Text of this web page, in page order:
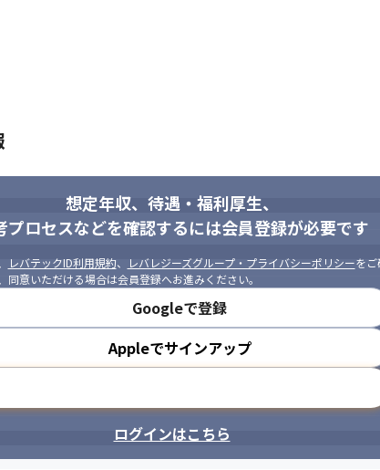
が可能です。
想定年収、待遇・福利厚生、
プロセスなどを確認するには会員登録が必要です
レバテックID利用規約、 レバレジーズグループ・プライバシーポリシーをご
同意いただける場合は会員登録へお進みください。
Googleで登録
Appleでサインアップ
ログインはこちら